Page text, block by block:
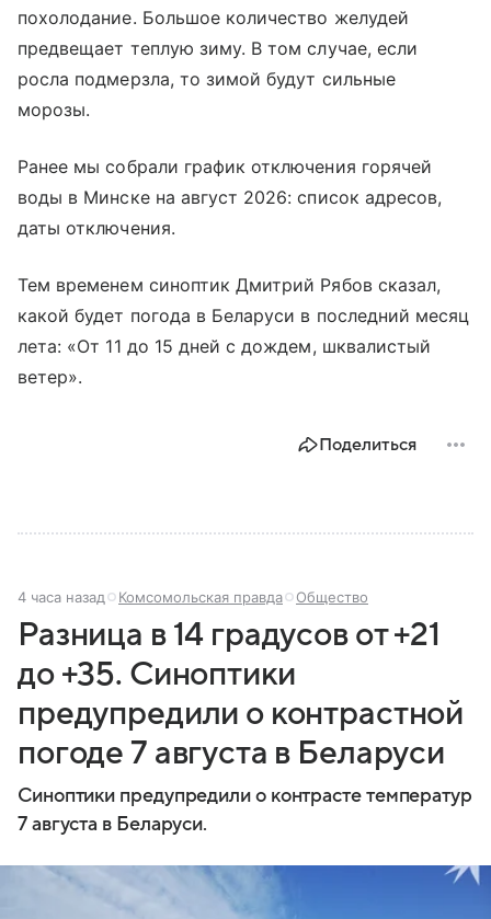
похолодание. Большое количество желудей
предвещает теплую зиму. В том случае, если
росла подмерзла, то зимой будут сильные
морозы.
Ранее мы собрали график отключения горячей
воды в Минске на август 2026: список адресов,
даты отключения.
Тем временем синоптик Дмитрий Рябов сказал,
какой будет погода в Беларуси в последний месяц
лета: «От 11 до 15 дней с дождем, шквалистый
ветер».
Поделиться
4 часа назад Комсомольская правда Общество
Разница в 14 градусов от +21
до +35. Синоптики
предупредили о контрастной
погоде 7 августа в Беларуси
Синоптики предупредили о контрасте температур
7 августа в Беларуси.